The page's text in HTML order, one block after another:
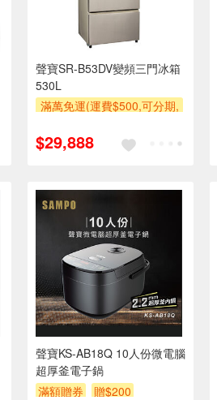
聲寶SR-B53DV變頻三門冰箱
530L
滿萬免運(運費$500,可分期,
萬元及使用6期以上分期0利
$29,888
聲寶KS-AB18Q 10人份微電腦
超厚釜電子鍋
滿額贈券
贈$200